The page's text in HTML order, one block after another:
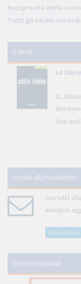
Reciprocità delle
Tutti gli ultimi
E-Book
Le
D.
(iva
Iscriviti alla Newsletter
Iscriviti
sempre
Iscriviti ora
Servizi innovativi